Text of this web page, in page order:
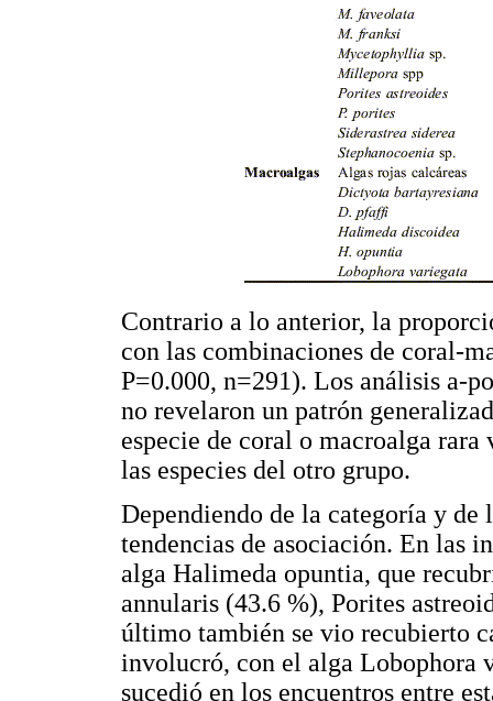
Contrario a lo anterior, la
con las combinaciones de coral-
P=0.000, n=291). Los análisis a-
no revelaron un patrón
especie de coral o macroalga
las especies del otro grupo.
Dependiendo de la categoría y de
tendencias de asociación. En las
alga Halimeda opuntia, que
annularis (43.6 %), Porites
último también se vio recubierto
involucró, con el alga Lobophora
sucedió en los encuentros entre